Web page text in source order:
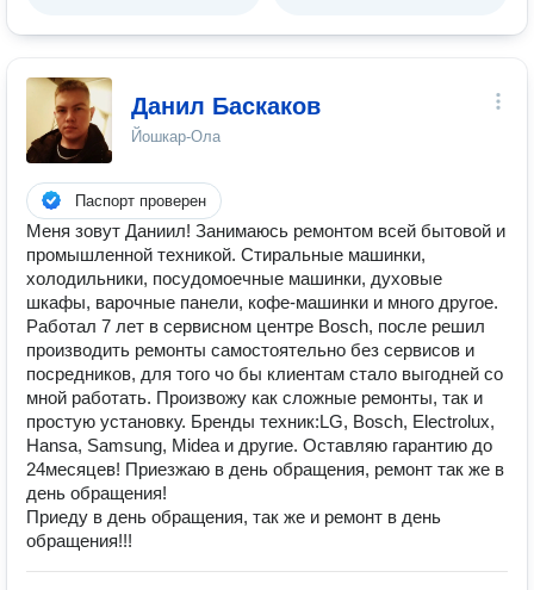
Данил Баскаков
Йошкар-Ола
Паспорт проверен
Меня зовут Даниил! Занимаюсь ремонтом всей бытовой и
промышленной техникой. Стиральные машинки,
холодильники, посудомоечные машинки, духовые
шкафы, варочные панели, кофе-машинки и много другое.
Работал 7 лет в сервисном центре Bosch, после решил
производить ремонты самостоятельно без сервисов и
посредников, для того чо бы клиентам стало выгодней со
мной работать. Произвожу как сложные ремонты, так и
простую установку. Бренды техник:LG, Bosch, Electrolux,
Hansa, Samsung, Midea и другие. Оставляю гарантию до
24месяцев! Приезжаю в день обращения, ремонт так же в
день обращения!
Приеду в день обращения, так же и ремонт в день
обращения!!!